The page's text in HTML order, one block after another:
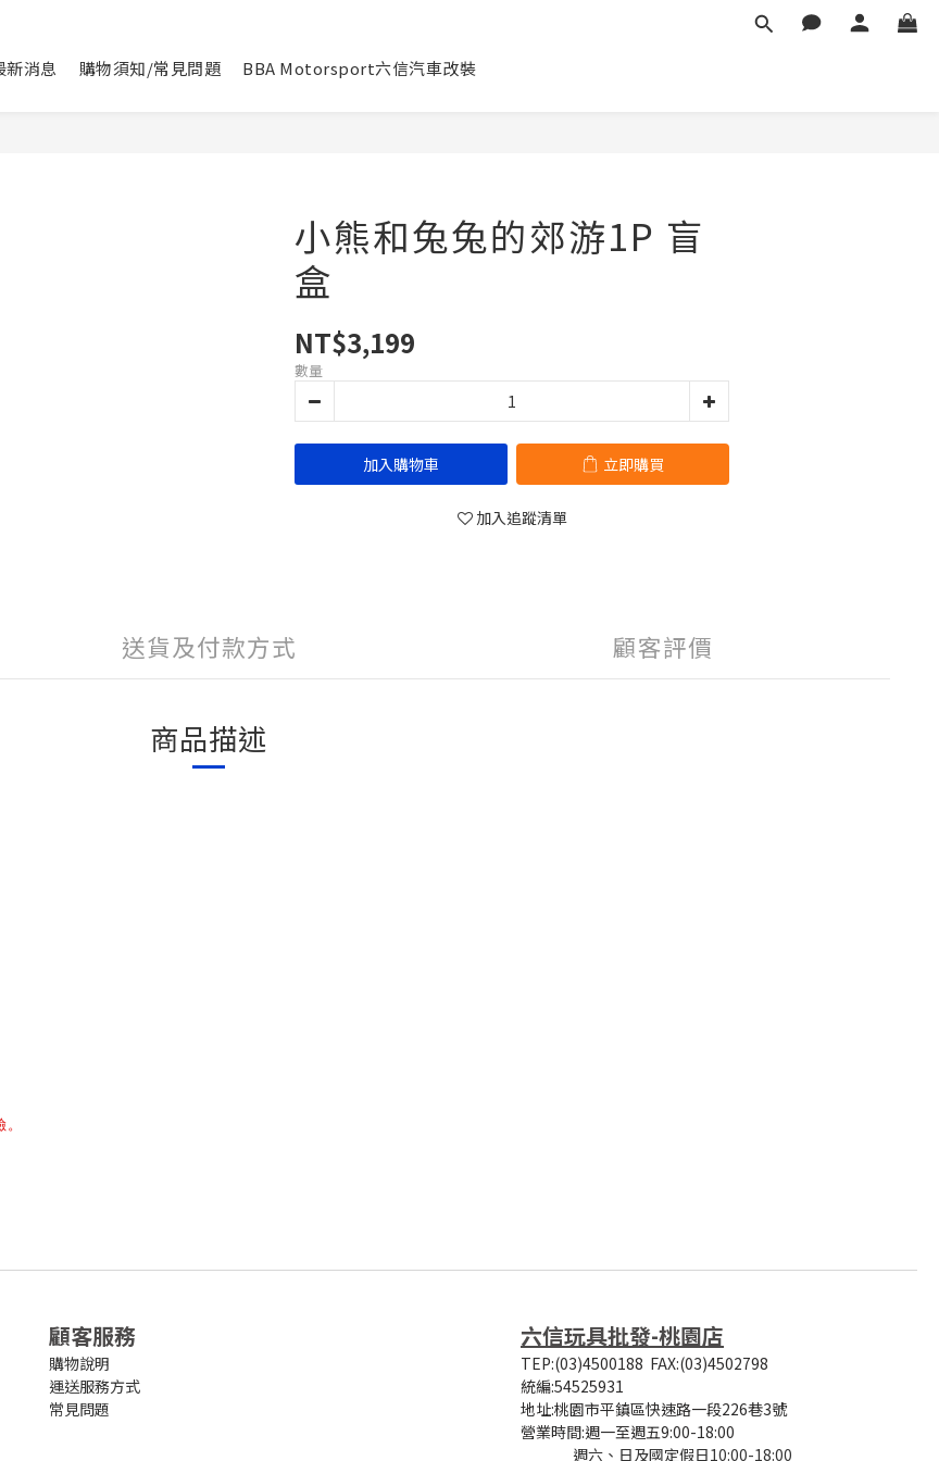
新消息 購物須知/常見問題 BBA Motorsport六信汽車改裝
小熊和兔兔的郊游1P 盲
盒
NT$3,199
數量
加入購物車 立即購買
加入追蹤清單
送貨及付款方式 顧客評價
商品描述
顧客服務
購物說明
運送服務方式
常見問題
六信玩具批發-桃園店
TEP:(03)4500188 FAX:(03)4502798
統編:54525931
地址:桃園市平鎮區快速路一段226巷3號
營業時間:週一至週五9:00-18:00
週六、日及國定假日10:00-18:00